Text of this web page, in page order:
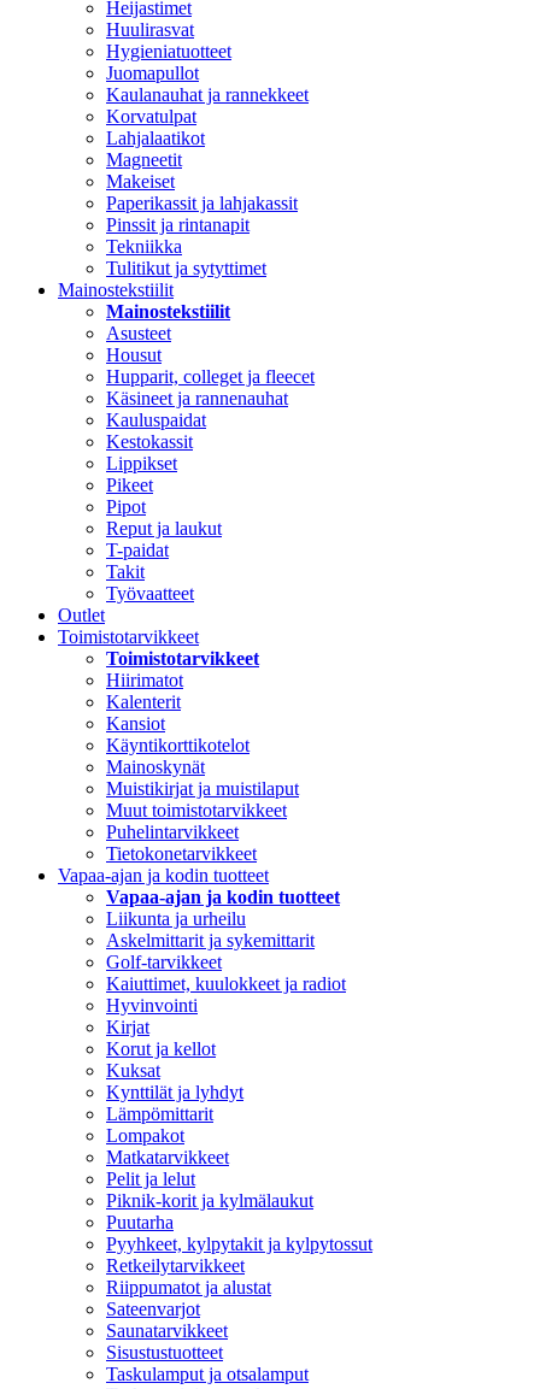
Heijastimet
Huulirasvat
Hygieniatuotteet
Juomapullot
Kaulanauhat ja rannekkeet
Korvatulpat
Lahjalaatikot
Magneetit
Makeiset
Paperikassit ja lahjakassit
Pinssit ja rintanapit
Tekniikka
Tulitikut ja sytyttimet
Mainostekstiilit
Mainostekstiilit
Asusteet
Housut
Hupparit, colleget ja fleecet
Käsineet ja rannenauhat
Kauluspaidat
Kestokassit
Lippikset
Pikeet
Pipot
Reput ja laukut
T-paidat
Takit
Työvaatteet
Outlet
Toimistotarvikkeet
Toimistotarvikkeet
Hiirimatot
Kalenterit
Kansiot
Käyntikorttikotelot
Mainoskynät
Muistikirjat ja muistilaput
Muut toimistotarvikkeet
Puhelintarvikkeet
Tietokonetarvikkeet
Vapaa-ajan ja kodin tuotteet
Vapaa-ajan ja kodin tuotteet
Liikunta ja urheilu
Askelmittarit ja sykemittarit
Golf-tarvikkeet
Kaiuttimet, kuulokkeet ja radiot
Hyvinvointi
Kirjat
Korut ja kellot
Kuksat
Kynttilät ja lyhdyt
Lämpömittarit
Lompakot
Matkatarvikkeet
Pelit ja lelut
Piknik-korit ja kylmälaukut
Puutarha
Pyyhkeet, kylpytakit ja kylpytossut
Retkeilytarvikkeet
Riippumatot ja alustat
Sateenvarjot
Saunatarvikkeet
Sisustustuotteet
Taskulamput ja otsalamput